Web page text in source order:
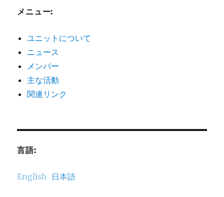
メニュー:
ユニットについて
ニュース
メンバー
主な活動
関連リンク
言語:
English 日本語